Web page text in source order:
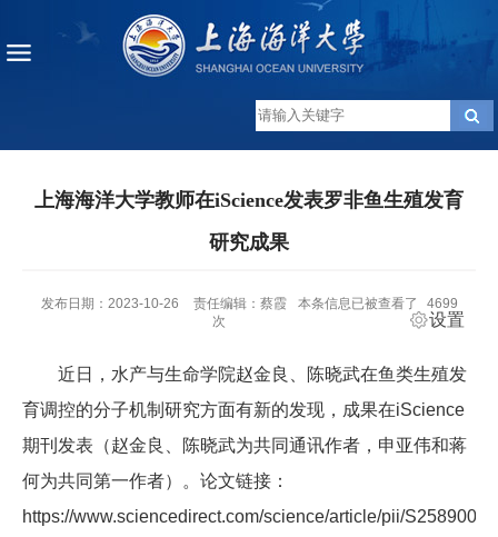
上海海洋大学教师在iScience发表罗非鱼生殖发育
研究成果
发布日期：2023-10-26 责任编辑：蔡霞 本条信息已被查看了
4699
次
设置
近日，水产与生命学院赵金良、陈晓武在鱼类生殖发
育调控的分子机制研究方面有新的发现，成果在iScience
期刊发表（赵金良、陈晓武为共同通讯作者，申亚伟和蒋
何为共同第一作者）。论文链接：
https://www.sciencedirect.com/science/article/pii/